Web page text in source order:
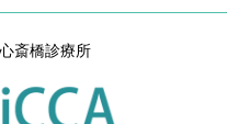
斎橋診療所